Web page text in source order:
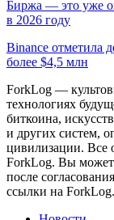
Биржа — это уже
в 2026 году
Binance отметила
более $4,5 млн
ForkLog —
технологиях
биткоина,
и других систем,
цивилизации. Все
ForkLog. Вы
после
ссылки на ForkLog.